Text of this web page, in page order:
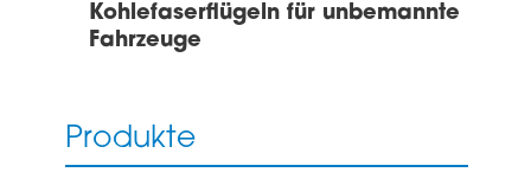
Produkte
Kohlefaserflügeln für unbemannte
Fahrzeuge